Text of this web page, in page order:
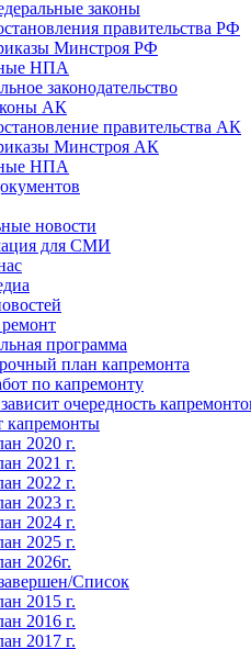
законы
правительства РФ
Минстроя РФ
НПА
законодательство
АК
правительства АК
Минстроя АК
НПА
новости
для СМИ
программа
план капремонта
по капремонту
очередность
капремонты
2020 г.
2021 г.
2022 г.
2023 г.
2024 г.
2025 г.
2026г.
Список
2015 г.
2016 г.
2017 г.